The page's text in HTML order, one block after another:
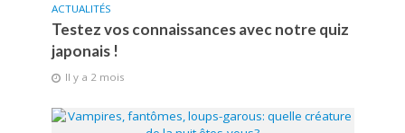
ACTUALITÉS
Testez vos connaissances avec notre quiz
japonais !
Il y a 2 mois